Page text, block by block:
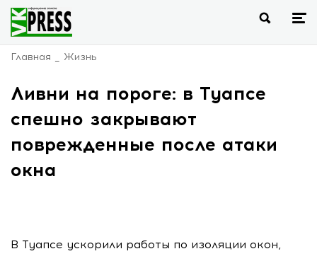
Главная Жизнь
Ливни на пороге: в Туапсе
спешно закрывают
поврежденные после атаки
окна
В Туапсе ускорили работы по изоляции окон,